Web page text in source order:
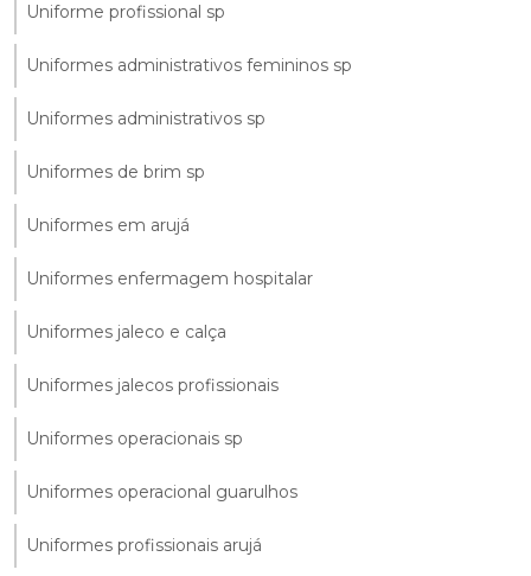
Uniforme profissional sp
Uniformes administrativos femininos sp
Uniformes administrativos sp
Uniformes de brim sp
Uniformes em arujá
Uniformes enfermagem hospitalar
Uniformes jaleco e calça
Uniformes jalecos profissionais
Uniformes operacionais sp
Uniformes operacional guarulhos
Uniformes profissionais arujá